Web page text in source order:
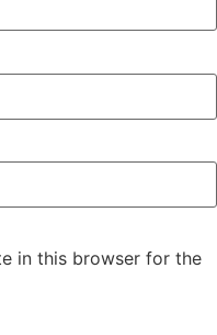
in this browser for the